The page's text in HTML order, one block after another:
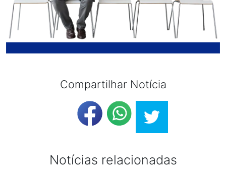
Compartilhar Notícia
Notícias relacionadas